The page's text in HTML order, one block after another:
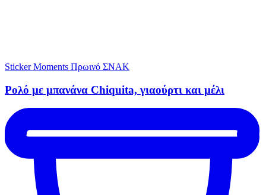
Sticker Moments Πρωινό ΣΝΑΚ
Ρολό με μπανάνα Chiquita, γιαούρτι και μέλι